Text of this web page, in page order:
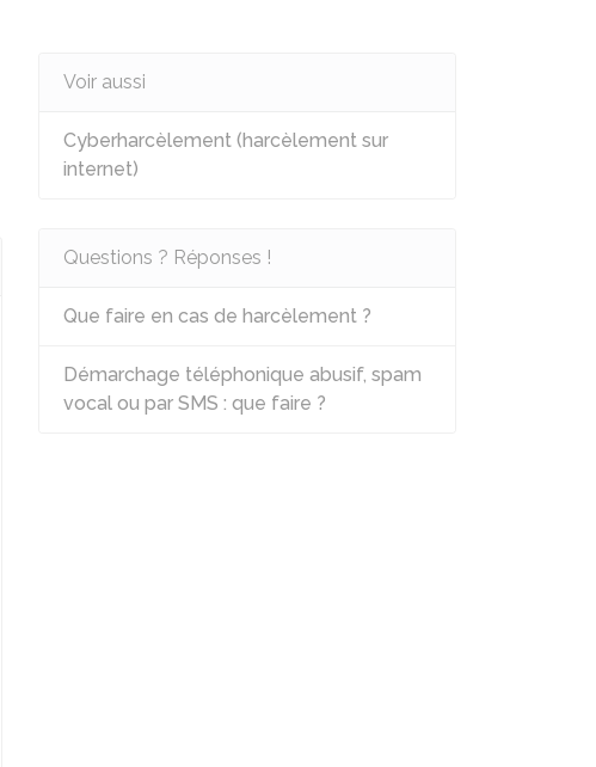
Voir aussi
Cyberharcèlement (harcèlement sur
internet)
Questions ? Réponses !
Que faire en cas de harcèlement ?
Démarchage téléphonique abusif, spam
vocal ou par SMS : que faire ?